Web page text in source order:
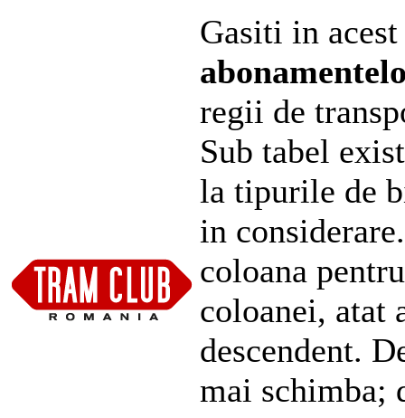
Gasiti in
regii de
Sub tabel
la tipurile de
in
coloana
coloanei, atat
descendent.
mai schimba;